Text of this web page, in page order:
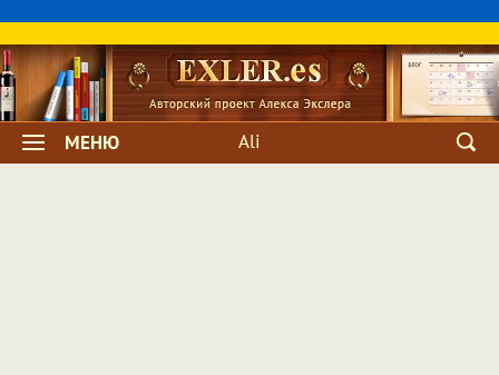
МЕНЮ Ali